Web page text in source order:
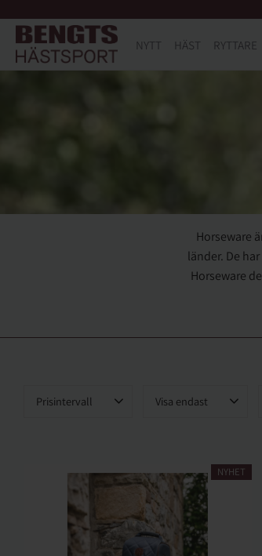
NYTT HÄST RYTTARE
Horseware
länder. De
Horseware
Prisintervall Visa endast
NYHET